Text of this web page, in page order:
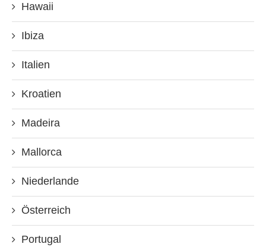
Hawaii
Ibiza
Italien
Kroatien
Madeira
Mallorca
Niederlande
Österreich
Portugal